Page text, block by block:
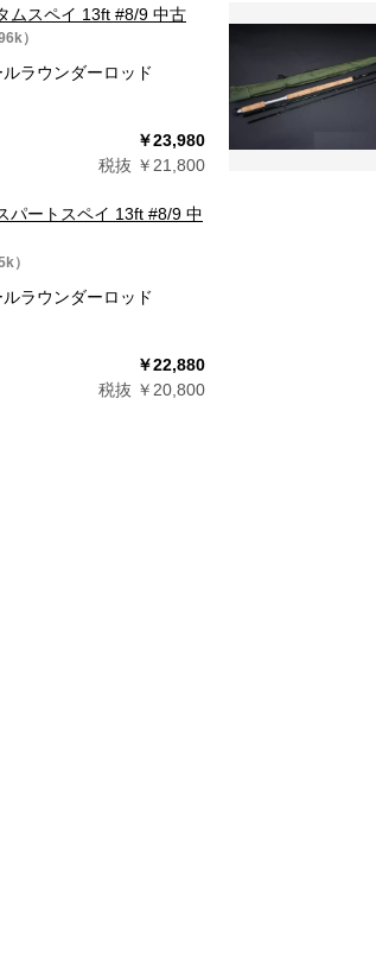
ムスペイ 13ft #8/9 中古
）
ラウンダーロッド
￥23,980
税抜 ￥21,800
パートスペイ 13ft #8/9 中
）
ラウンダーロッド
￥22,880
税抜 ￥20,800